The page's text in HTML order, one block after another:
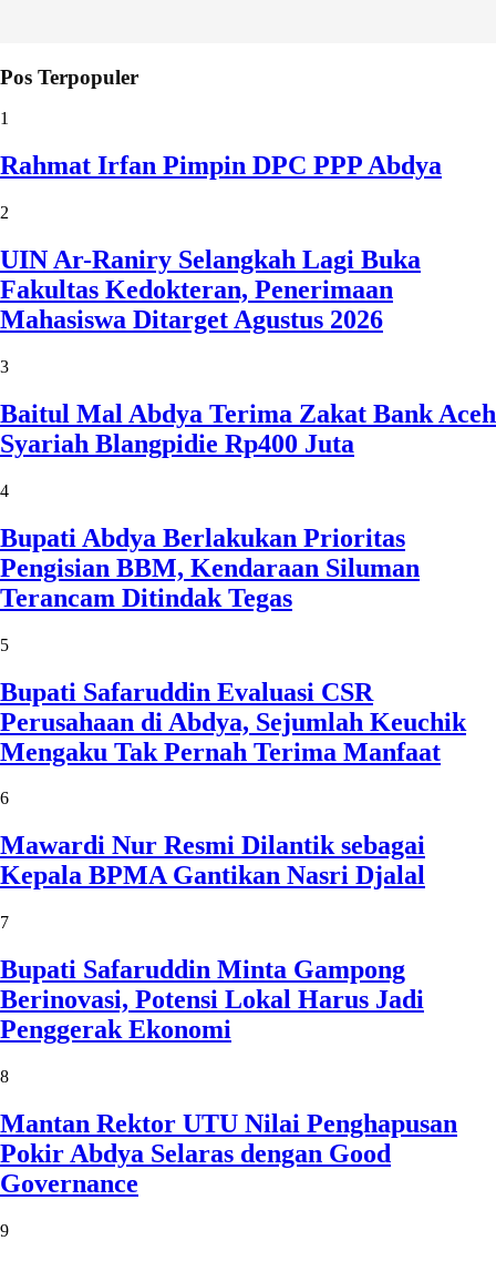
Pos Terpopuler
1
Rahmat Irfan Pimpin DPC PPP Abdya
2
UIN Ar-Raniry Selangkah Lagi Buka
Fakultas Kedokteran, Penerimaan
Mahasiswa Ditarget Agustus 2026
3
Baitul Mal Abdya Terima Zakat Bank Aceh
Syariah Blangpidie Rp400 Juta
4
Bupati Abdya Berlakukan Prioritas
Pengisian BBM, Kendaraan Siluman
Terancam Ditindak Tegas
5
Bupati Safaruddin Evaluasi CSR
Perusahaan di Abdya, Sejumlah Keuchik
Mengaku Tak Pernah Terima Manfaat
6
Mawardi Nur Resmi Dilantik sebagai
Kepala BPMA Gantikan Nasri Djalal
7
Bupati Safaruddin Minta Gampong
Berinovasi, Potensi Lokal Harus Jadi
Penggerak Ekonomi
8
Mantan Rektor UTU Nilai Penghapusan
Pokir Abdya Selaras dengan Good
Governance
9